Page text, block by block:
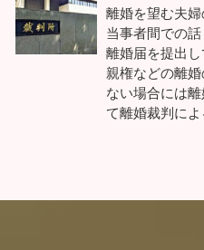
離婚を望む夫
当事者間での話
離婚届を提出し
親権などの離
ない場合には
て離婚裁判に